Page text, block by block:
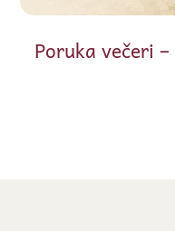
Poruka večeri